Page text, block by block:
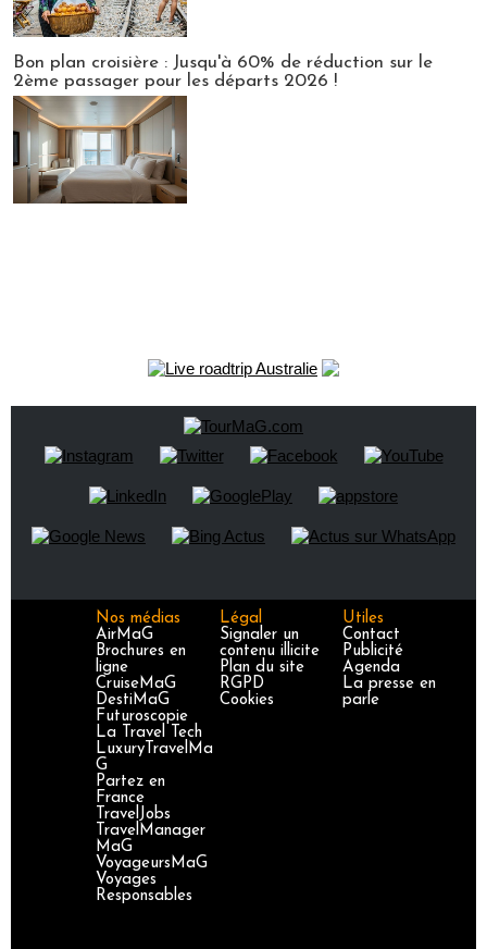
Bon plan croisière : Jusqu'à 60% de réduction sur le
2ème passager pour les départs 2026 !
Nos médias
AirMaG
Brochures en
ligne
CruiseMaG
DestiMaG
Futuroscopie
La Travel Tech
LuxuryTravelMa
G
Partez en
France
TravelJobs
TravelManager
MaG
VoyageursMaG
Voyages
Responsables
Légal
Signaler un
contenu illicite
Plan du site
RGPD
Cookies
Utiles
Contact
Publicité
Agenda
La presse en
parle